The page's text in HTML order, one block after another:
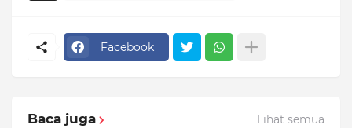
Facebook
Baca juga Lihat semua